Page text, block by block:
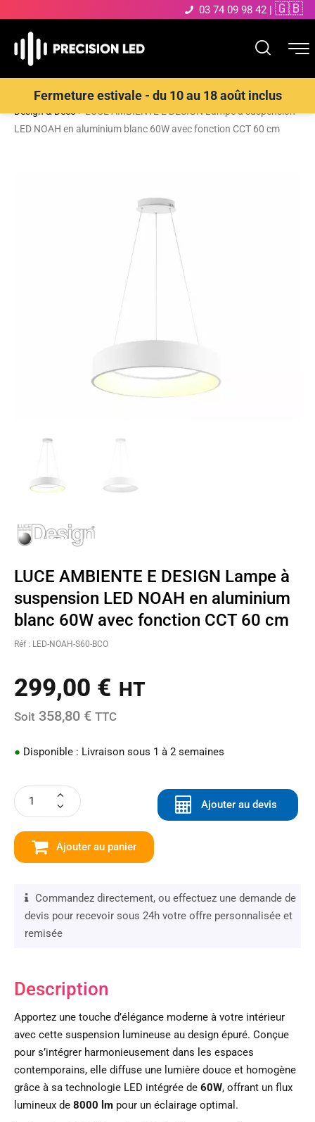
03 74 09 98 42 | 🇬🇧
Fermeture estivale - du 10 au 18 août inclus
Accueil>Boutique>ECLAIRAGE INTERIEUR LED>Suspensions
Design & Déco>LUCE AMBIENTE E DESIGN Lampe à suspension
LED NOAH en aluminium blanc 60W avec fonction CCT 60 cm
LUCE AMBIENTE E DESIGN Lampe à
suspension LED NOAH en aluminium
blanc 60W avec fonction CCT 60 cm
Réf : LED-NOAH-S60-BCO
299,00 € HT
Soit 358,80 € TTC
● Disponible : Livraison sous 1 à 2 semaines
Ajouter au panier
Ajouter au devis
Commandez directement, ou effectuez une demande de
devis pour recevoir sous 24h votre offre personnalisée et
remisée
Description
Apportez une touche d’élégance moderne à votre intérieur
avec cette suspension lumineuse au design épuré. Conçue
pour s’intégrer harmonieusement dans les espaces
contemporains, elle diffuse une lumière douce et homogène
grâce à sa technologie LED intégrée de 60W, offrant un flux
lumineux de 8000 lm pour un éclairage optimal.